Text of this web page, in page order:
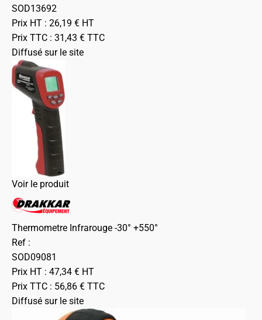
SOD13692
Prix HT : 26,19 € HT
Prix TTC : 31,43 € TTC
Diffusé sur le site
Voir le produit
Thermometre Infrarouge -30° +550°
Ref :
SOD09081
Prix HT : 47,34 € HT
Prix TTC : 56,86 € TTC
Diffusé sur le site